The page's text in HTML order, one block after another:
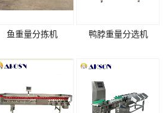
鱼重量分拣机 鸭脖重量分选机